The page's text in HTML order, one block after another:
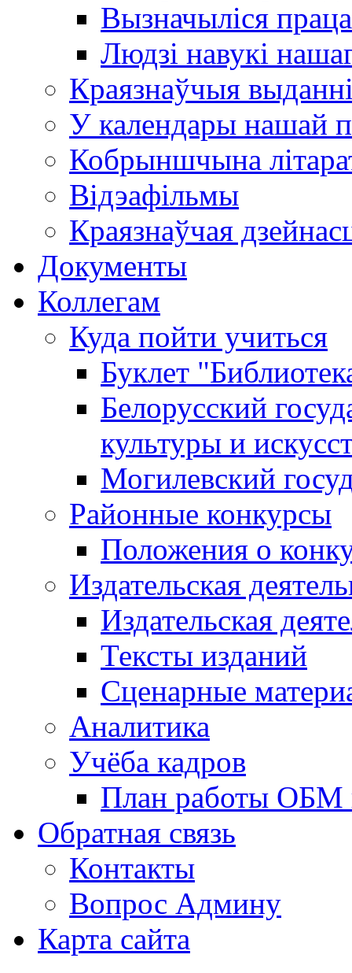
Вызначыліся
Людзі навукі
Краязнаўчыя
У календары нашай
Кобрыншчына
Відэафільмы
Краязнаўчая
Документы
Коллегам
Куда пойти учиться
Буклет
Белорусский
культуры и
Могилевский
Районные конкурсы
Положения о
Издательская
Издательская
Тексты изданий
Сценарные
Аналитика
Учёба кадров
План работы ОБМ
Обратная связь
Контакты
Вопрос Админу
Карта сайта